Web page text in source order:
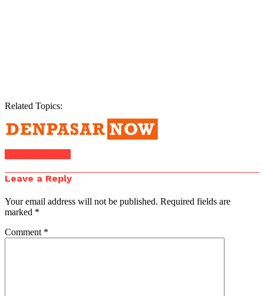
Related Topics:
Leave a Reply
Your email address will not be published. Required fields are
marked *
Comment *